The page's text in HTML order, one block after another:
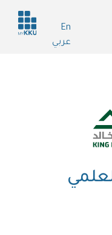
En
عربي
Header
services